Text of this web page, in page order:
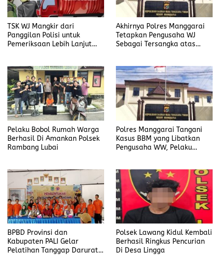
TSK WJ Mangkir dari
Panggilan Polisi untuk
Pemeriksaan Lebih Lanjut
Apa?
Akhirnya Polres Manggarai
Tetapkan Pengusaha WJ
Sebagai Tersangka atas
Pelaku Bobol Rumah Warga
Berhasil Di Amankan Polsek
Rambang Lubai
Polres Manggarai Tangani
Kasus BBM yang Libatkan
Pengusaha WW, Pelaku
BPBD Provinsi dan
Kabupaten PALI Gelar
Pelatihan Tanggap Darurat
Polsek Lawang Kidul Kembali
Berhasil Ringkus Pencurian
Di Desa Lingga